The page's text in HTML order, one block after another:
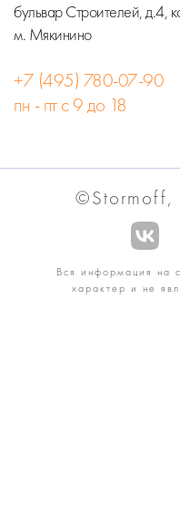
бульвар Строителей, д.4,
м. Мякинино
+7 (495) 780-07-90
пн - пт с 9 до 18
©Stormoff,
Вся информация на
характер и не